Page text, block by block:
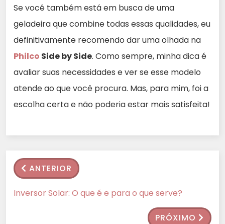
Se você também está em busca de uma
geladeira que combine todas essas qualidades, eu
definitivamente recomendo dar uma olhada na
Philco Side by Side. Como sempre, minha dica é
avaliar suas necessidades e ver se esse modelo
atende ao que você procura. Mas, para mim, foi a
escolha certa e não poderia estar mais satisfeita!
ANTERIOR
Inversor Solar: O que é e para o que serve?
PRÓXIMO